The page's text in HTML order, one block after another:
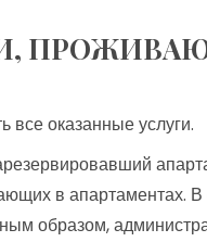
все оказанные услуги.
в апартаментах. В
образом,